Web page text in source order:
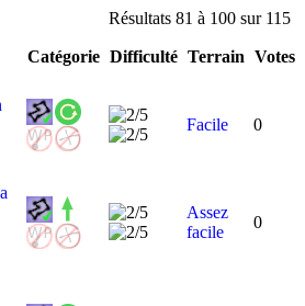
Résultats 81 à 100 sur 115
Catégorie Difficulté Terrain Votes
Facile 0
Assez
facile
0